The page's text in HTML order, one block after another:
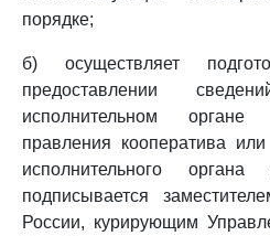
порядке;
б) осуществляет
предоставлении
исполнительном органе
правления кооператива
исполнительного органа
подписывается
России, курирующим